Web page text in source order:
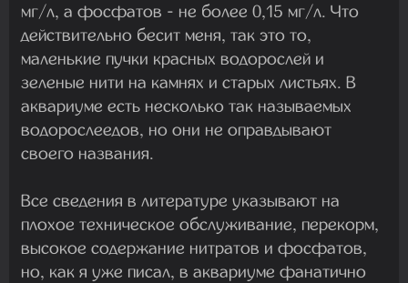
мг/л, а фосфатов - не более 0,15 мг/л. Что
действительно бесит меня, так это то,
маленькие пучки красных водорослей и
зеленые нити на камнях и старых листьях. В
аквариуме есть несколько так называемых
водорослеедов, но они не оправдывают
своего названия.
Все сведения в литературе указывают на
плохое техническое обслуживание, перекорм,
высокое содержание нитратов и фосфатов,
но, как я уже писал, в аквариуме фанатично